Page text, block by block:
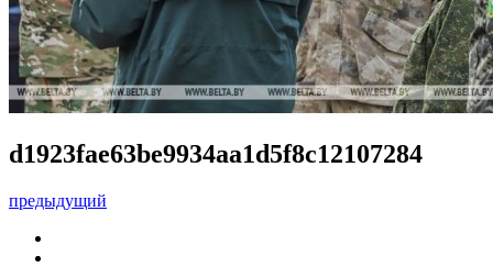
d1923fae63be9934aa1d5f8c12107284
предыдущий